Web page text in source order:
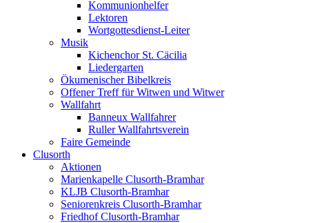
Kommunionhelfer
Lektoren
Wortgottesdienst-Leiter
Musik
Kichenchor St. Cäcilia
Liedergarten
Ökumenischer Bibelkreis
Offener Treff für Witwen und Witwer
Wallfahrt
Banneux Wallfahrer
Ruller Wallfahrtsverein
Faire Gemeinde
Clusorth
Aktionen
Marienkapelle Clusorth-Bramhar
KLJB Clusorth-Bramhar
Seniorenkreis Clusorth-Bramhar
Friedhof Clusorth-Bramhar